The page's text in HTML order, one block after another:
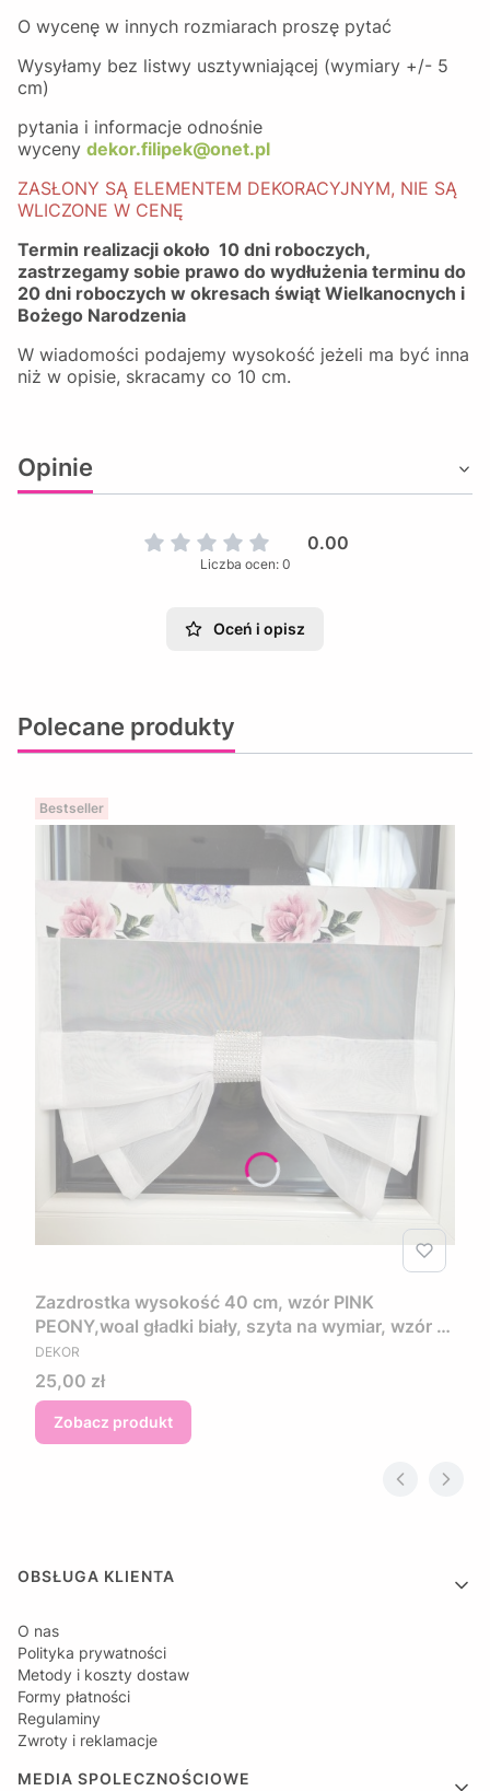
O wycenę w innych rozmiarach proszę pytać
Wysyłamy bez listwy usztywniającej (wymiary +/- 5
cm)
pytania i informacje odnośnie
wyceny dekor.filipek@onet.pl
ZASŁONY SĄ ELEMENTEM DEKORACYJNYM, NIE SĄ
WLICZONE W CENĘ
Termin realizacji około 10 dni roboczych,
zastrzegamy sobie prawo do wydłużenia terminu do
20 dni roboczych w okresach świąt Wielkanocnych i
Bożego Narodzenia
W wiadomości podajemy wysokość jeżeli ma być inna
niż w opisie, skracamy co 10 cm.
Opinie
0.00
Liczba ocen: 0
Oceń i opisz
Polecane produkty
Bestseller
Zazdrostka wysokość 40 cm, wzór PINK
PEONY,woal gładki biały, szyta na wymiar, wzór w
kwiaty w kolorze różowo fioletowym
PRODUCENT
DEKOR
Cena
25,00 zł
Zobacz produkt
Linki w stopce
OBSŁUGA KLIENTA
O nas
Polityka prywatności
Metody i koszty dostaw
Formy płatności
Regulaminy
Zwroty i reklamacje
MEDIA SPOLECZNOŚCIOWE